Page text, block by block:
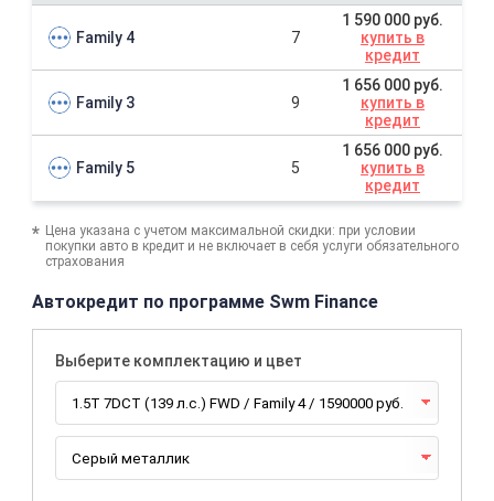
Family 4 7
1 590 000 руб.
купить в
кредит
Family 3 9
1 656 000 руб.
купить в
кредит
Family 5 5
1 656 000 руб.
купить в
кредит
Цена указана с учетом максимальной скидки: при условии
покупки авто в кредит и не включает в себя услуги обязательного
страхования
Автокредит по программе Swm Finance
Выберите комплектацию и цвет